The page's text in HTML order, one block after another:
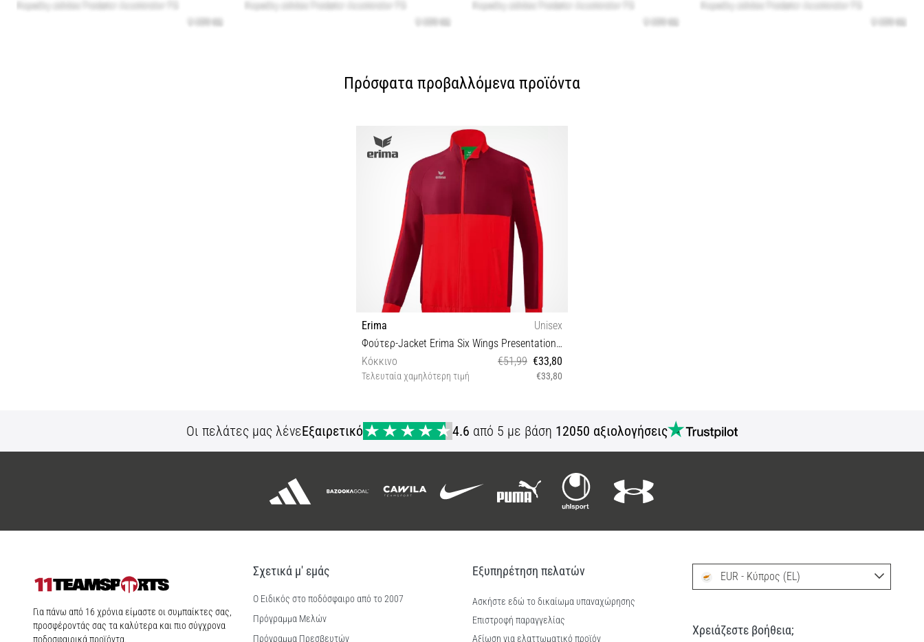
Πρόσφατα προβαλλόμενα προϊόντα
Erima
Unisex
Φούτερ-Jacket Erima Six Wings Presentation Jacket
Κόκκινο
€51,99 €33,80
Τελευταία χαμηλότερη τιμή €33,80
Οι πελάτες μας λένεΕξαιρετικό 4.6 από 5 με βάση 12050 αξιολογήσεις
11teamsports.cy
Για πάνω από 16 χρόνια είμαστε οι συμπαίκτες σας,
προσφέροντάς σας τα καλύτερα και πιο σύγχρονα
ποδοσφαιρικά προϊόντα.
Σχετικά μ' εμάς
Ο Ειδικός στο ποδόσφαιρο από το 2007
Πρόγραμμα Μελών
Πρόγραμμα Πρεσβευτών
Εξυπηρέτηση πελατών
Ασκήστε εδώ το δικαίωμα υπαναχώρησης
Επιστροφή παραγγελίας
Αξίωση για ελαττωματικό προϊόν
EUR - Κύπρος (EL)
Χρειάζεστε βοήθεια;